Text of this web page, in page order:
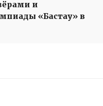
и
«Бастау» в